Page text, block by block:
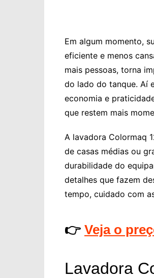
Em algum momento,
eficiente e menos
mais pessoas, torna
do lado do tanque. Aí
economia e
que restem mais
A lavadora Colormaq
de casas médias ou
durabilidade do
detalhes que fazem
tempo, cuidado com
👉 Veja o
Lavadora